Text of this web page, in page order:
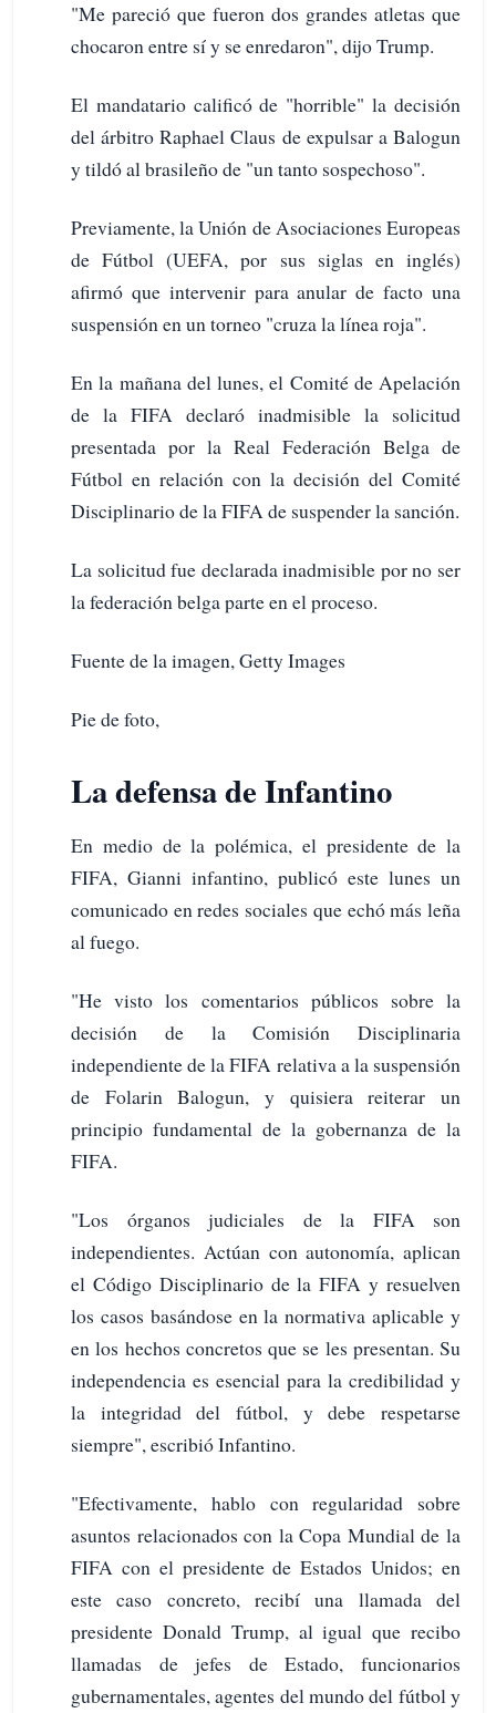
"Me pareció que fueron dos grandes atletas que
chocaron entre sí y se enredaron", dijo Trump.
El mandatario calificó de "horrible" la decisión
del árbitro Raphael Claus de expulsar a Balogun
y tildó al brasileño de "un tanto sospechoso".
Previamente, la Unión de Asociaciones Europeas
de Fútbol (UEFA, por sus siglas en inglés)
afirmó que intervenir para anular de facto una
suspensión en un torneo "cruza la línea roja".
En la mañana del lunes, el Comité de Apelación
de la FIFA declaró inadmisible la solicitud
presentada por la Real Federación Belga de
Fútbol en relación con la decisión del Comité
Disciplinario de la FIFA de suspender la sanción.
La solicitud fue declarada inadmisible por no ser
la federación belga parte en el proceso.
Fuente de la imagen, Getty Images
Pie de foto,
La defensa de Infantino
En medio de la polémica, el presidente de la
FIFA, Gianni infantino, publicó este lunes un
comunicado en redes sociales que echó más leña
al fuego.
"He visto los comentarios públicos sobre la
decisión de la Comisión Disciplinaria
independiente de la FIFA relativa a la suspensión
de Folarin Balogun, y quisiera reiterar un
principio fundamental de la gobernanza de la
FIFA.
"Los órganos judiciales de la FIFA son
independientes. Actúan con autonomía, aplican
el Código Disciplinario de la FIFA y resuelven
los casos basándose en la normativa aplicable y
en los hechos concretos que se les presentan. Su
independencia es esencial para la credibilidad y
la integridad del fútbol, ​​y debe respetarse
siempre", escribió Infantino.
"Efectivamente, hablo con regularidad sobre
asuntos relacionados con la Copa Mundial de la
FIFA con el presidente de Estados Unidos; en
este caso concreto, recibí una llamada del
presidente Donald Trump, al igual que recibo
llamadas de jefes de Estado, funcionarios
gubernamentales, agentes del mundo del fútbol y